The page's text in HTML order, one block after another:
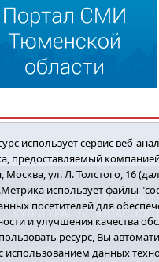
ОБЩЕСТВО
КУЛЬТУРА
© 2018 Сорокинский район в
Новости Сорокинского
использует сервис веб-
предоставляемый
Москва, ул. Л. Толстого, 16
использует файлы
посетителей для
и улучшения качества
ресурс, Вы
использованием данных